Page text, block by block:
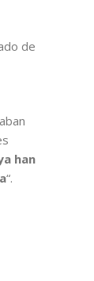
de
han
“.